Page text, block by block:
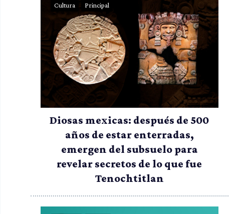
Cultura Principal
Diosas mexicas: después de 500
años de estar enterradas,
emergen del subsuelo para
revelar secretos de lo que fue
Tenochtitlan